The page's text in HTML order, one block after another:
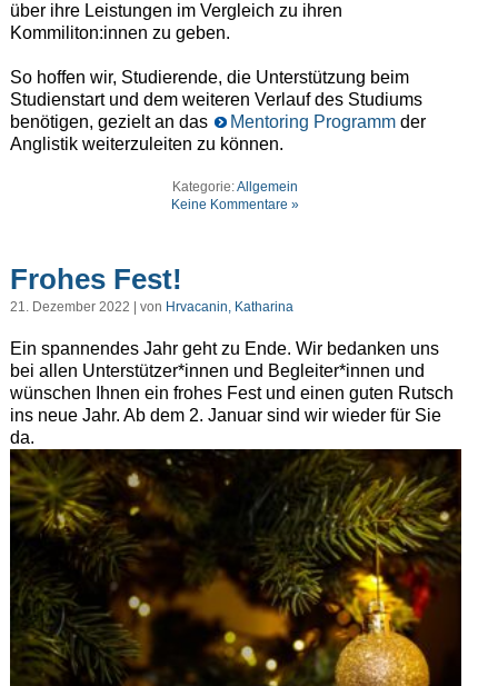
über ihre Leistungen im Vergleich zu ihren
Kommiliton:innen zu geben.
So hoffen wir, Studierende, die Unterstützung beim
Studienstart und dem weiteren Verlauf des Studiums
benötigen, gezielt an das
Mentoring Programmder
Anglistik weiterzuleiten zu können.
Kategorie:Allgemein
Keine Kommentare »
Frohes Fest!
21. Dezember 2022 | von Hrvacanin, Katharina
Ein spannendes Jahr geht zu Ende. Wir bedanken uns
bei allen Unterstützer*innen und Begleiter*innen und
wünschen Ihnen ein frohes Fest und einen guten Rutsch
ins neue Jahr. Ab dem 2. Januar sind wir wieder für Sie
da.